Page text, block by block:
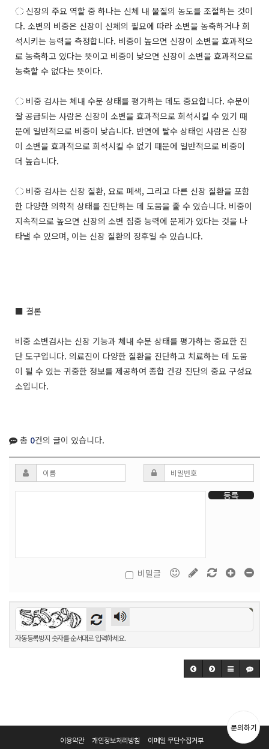
문의하기
◌ 신장의 주요 역할 중 하나는 신체 내 물질의 농도를 조절하는 것이
다. 소변의 비중은 신장이 신체의 필요에 따라 소변을 농축하거나 희
석시키는 능력을 측정합니다. 비중이 높으면 신장이 소변을 효과적으
로 농축하고 있다는 뜻이고 비중이 낮으면 신장이 소변을 효과적으로
농축할 수 없다는 뜻이다.
◌ 비중 검사는 체내 수분 상태를 평가하는 데도 중요합니다. 수분이
잘 공급되는 사람은 신장이 소변을 효과적으로 희석시킬 수 있기 때
문에 일반적으로 비중이 낮습니다. 반면에 탈수 상태인 사람은 신장
이 소변을 효과적으로 희석시킬 수 없기 때문에 일반적으로 비중이
더 높습니다.
◌ 비중 검사는 신장 질환, 요로 폐색, 그리고 다른 신장 질환을 포함
한 다양한 의학적 상태를 진단하는 데 도움을 줄 수 있습니다. 비중이
지속적으로 높으면 신장의 소변 집중 능력에 문제가 있다는 것을 나
타낼 수 있으며, 이는 신장 질환의 징후일 수 있습니다.
■ 결론
비중 소변검사는 신장 기능과 체내 수분 상태를 평가하는 중요한 진
단 도구입니다. 의료진이 다양한 질환을 진단하고 치료하는 데 도움
이 될 수 있는 귀중한 정보를 제공하여 종합 건강 진단의 중요 구성요
소입니다.
총 0건의 글이 있습니다.
등록
비밀글
자동등록방지 숫자를 순서대로 입력하세요.
이용약관 개인정보처리방침 이메일 무단수집거부